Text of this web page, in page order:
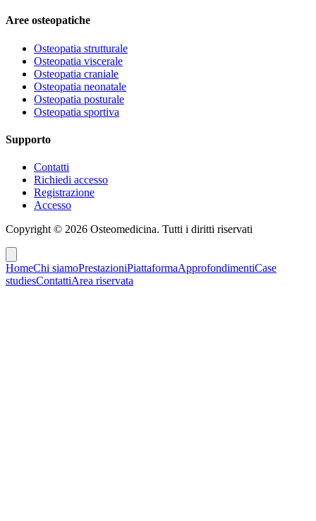
Aree osteopatiche
Osteopatia strutturale
Osteopatia viscerale
Osteopatia craniale
Osteopatia neonatale
Osteopatia posturale
Osteopatia sportiva
Supporto
Contatti
Richiedi accesso
Registrazione
Accesso
Copyright © 2026 Osteomedicina. Tutti i diritti riservati
HomeChi siamoPrestazioniPiattaformaApprofondimentiCase
studiesContattiArea riservata